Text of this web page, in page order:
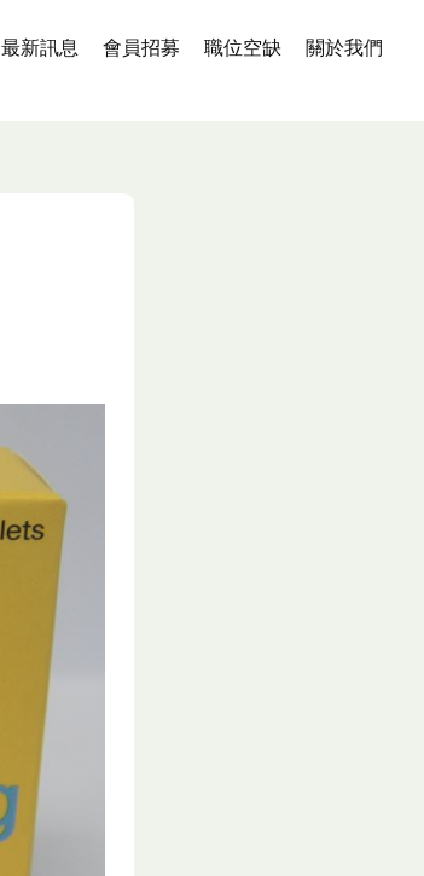
最新訊息 會員招募 職位空缺 關於我們